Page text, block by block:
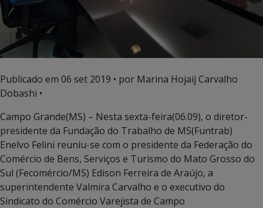
Publicado em 06 set 2019 • por Marina Hojaij Carvalho
Dobashi •
Campo Grande(MS) – Nesta sexta-feira(06.09), o diretor-
presidente da Fundação do Trabalho de MS(Funtrab)
Enelvo Felini reuniu-se com o presidente da Federação do
Comércio de Bens, Serviços e Turismo do Mato Grosso do
Sul (Fecomércio/MS) Edison Ferreira de Araújo, a
superintendente Valmira Carvalho e o executivo do
Sindicato do Comércio Varejista de Campo